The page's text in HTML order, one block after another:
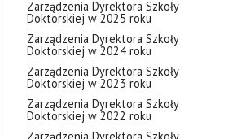
Zarządzenia Dyrektora Szkoły
Doktorskiej w 2025 roku
Zarządzenia Dyrektora Szkoły
Doktorskiej w 2024 roku
Zarządzenia Dyrektora Szkoły
Doktorskiej w 2023 roku
Zarządzenia Dyrektora Szkoły
Doktorskiej w 2022 roku